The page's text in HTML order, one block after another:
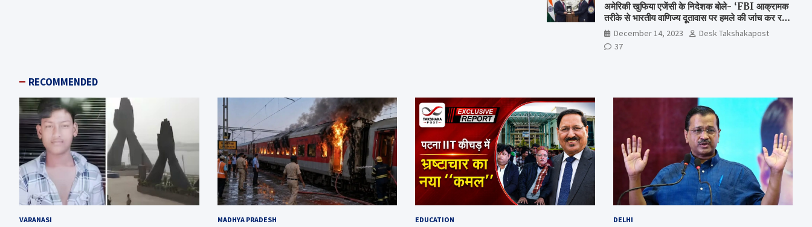
अमेरिकी खुफिया एजेंसी के निदेशक बोले- ‘FBI आक्रामक
तरीके से भारतीय वाणिज्य दूतावास पर हमले की जांच कर रही
है’ December 14, 2023
Desk Takshakapost
37
RECOMMENDED
VARANASI MADHYA PRADESH EDUCATION DELHI